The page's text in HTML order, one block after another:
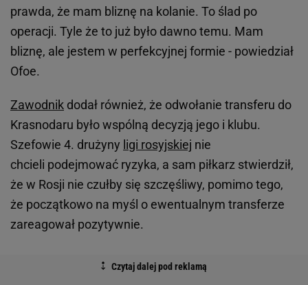
prawda, że mam bliznę na kolanie. To ślad po
operacji. Tyle że to już było dawno temu. Mam
bliznę, ale jestem w perfekcyjnej formie - powiedział
Ofoe.
Zawodnik dodał również, że odwołanie transferu do
Krasnodaru było wspólną decyzją jego i klubu.
Szefowie 4. drużyny ligi rosyjskiej nie
chcieli podejmować ryzyka, a sam piłkarz stwierdził,
że w Rosji nie czułby się szczęśliwy, pomimo tego,
że początkowo na myśl o ewentualnym transferze
zareagował pozytywnie.